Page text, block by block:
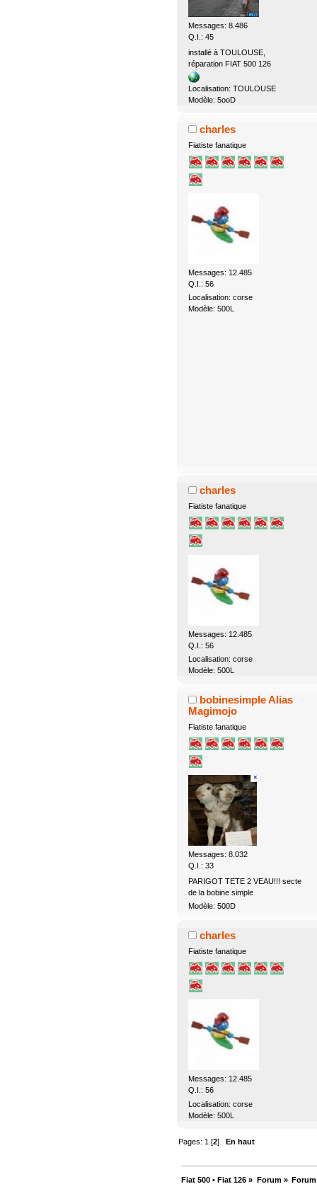
Messages: 8.486
Q.I.: 45
installé à TOULOUSE,
réparation FIAT 500 126
Localisation: TOULOUSE
Modèle: 5ooD
charles
Fiatiste fanatique
Messages: 12.485
Q.I.: 56
Localisation: corse
Modèle: 500L
charles
Fiatiste fanatique
Messages: 12.485
Q.I.: 56
Localisation: corse
Modèle: 500L
bobinesimple Alias
Magimojo
Fiatiste fanatique
Messages: 8.032
Q.I.: 33
PARIGOT TETE 2 VEAU!!! secte
de la bobine simple
Modèle: 500D
charles
Fiatiste fanatique
Messages: 12.485
Q.I.: 56
Localisation: corse
Modèle: 500L
Pages: 1 [2]En haut
Fiat 500 • Fiat 126 » Forum»